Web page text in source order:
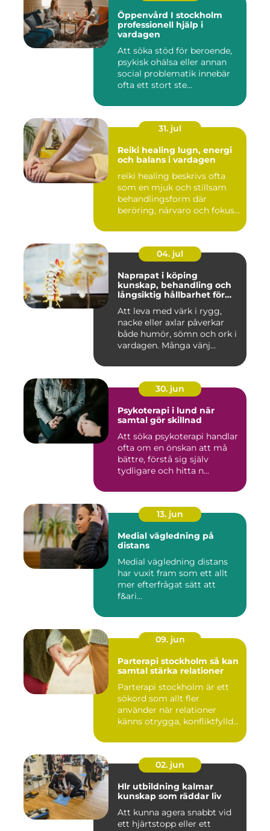
Öppenvård I stockholm
professionell hjälp i
vardagen
Att söka stöd för beroende,
psykisk ohälsa eller annan
social problematik innebär
ofta ett stort ste...
31. jul
Reiki healing lugn, energi
och balans i vardagen
reiki healing beskrivs ofta
som en mjuk och stillsam
behandlingsform där
beröring, närvaro och fokus...
04. jul
Naprapat i köping
kunskap, behandling och
långsiktig hållbarhet för
Att leva med värk i rygg,
nacke eller axlar påverkar
både humör, sömn och ork i
vardagen. Många vänj...
30. jun
Psykoterapi i lund när
samtal gör skillnad
Att söka psykoterapi handlar
ofta om en önskan att må
bättre, förstå sig själv
tydligare och hitta n...
13. jun
Medial vägledning på
distans
Medial vägledning distans
har vuxit fram som ett allt
mer efterfrågat sätt att
f&ari...
09. jun
Parterapi stockholm så kan
samtal stärka relationer
Parterapi stockholm är ett
sökord som allt fler
använder när relationer
känns otrygga, konfliktfylld...
02. jun
Hlr utbildning kalmar
kunskap som räddar liv
Att kunna agera snabbt vid
ett hjärtstopp eller ett